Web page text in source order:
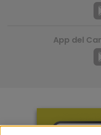
App del